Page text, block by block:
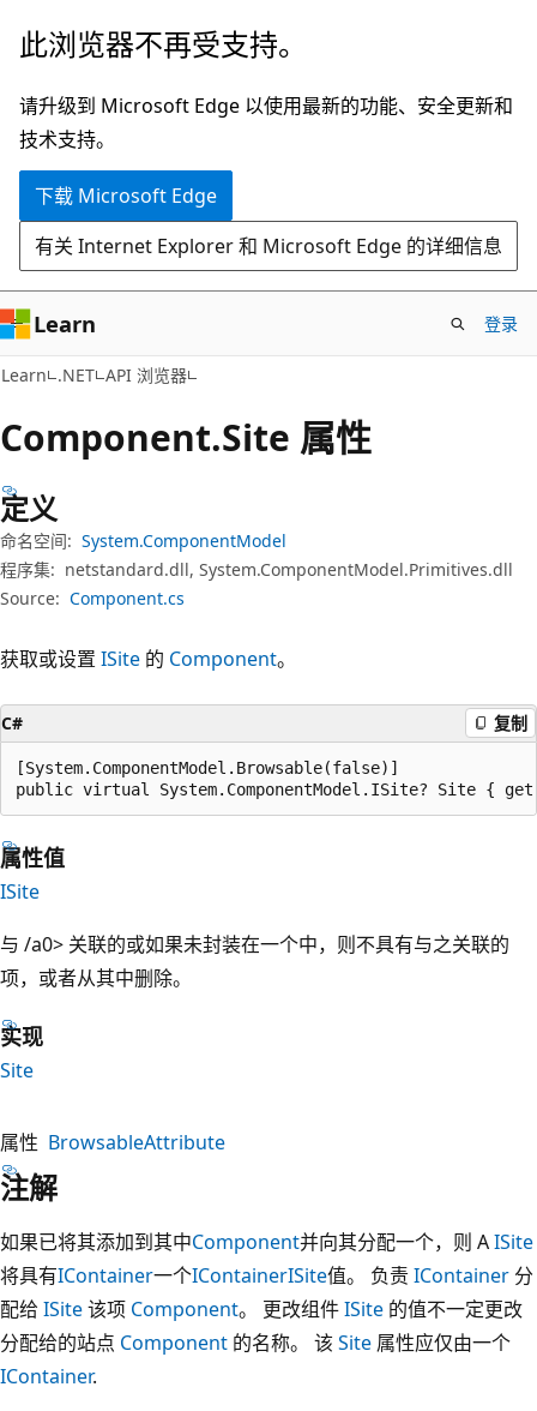
跳
主
要
内
跳
页
内
导
此浏览器不再受支持。
请升级到 Microsoft Edge 以使用最新的功能、安全更新和
技术支持。
下载 Microsoft Edge
有关 Internet Explorer 和 Microsoft Edge 的详细信息
Learn 登录
Learn .NET API 浏览器
Component.Site 属性
定义
命名空间: System.ComponentModel
程序集: netstandard.dll, System.ComponentModel.Primitives.dll
Source: Component.cs
获取或设置 ISite 的 Component。
C# 复制
[System.ComponentModel.Browsable(false)]
public virtual System.ComponentModel.ISite? Site {
属性值
ISite
与 /a0> 关联的或如果未封装在一个中，则不具有与之关联的
项，或者从其中删除。
实现
Site
属性 BrowsableAttribute
注解
如果已将其添加到其中Component并向其分配一个，则 AISite
将具有IContainer一个IContainerISite值。 负责IContainer 分
配给 ISite该项 Component。 更改组件ISite 的值不一定更改
分配给的站点 Component 的名称。 该 Site 属性应仅由一个
IContainer.